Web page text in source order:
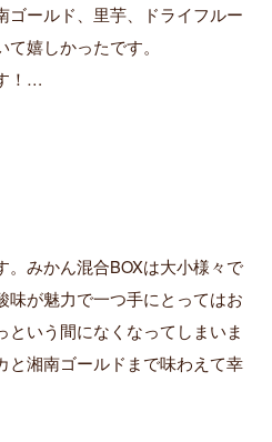
ゴールド、里芋、ドライフルー
嬉しかったです。
！…
。みかん混合BOXは大小様々で
味が魅力で一つ手にとってはお
いう間になくなってしまいま
と湘南ゴールドまで味わえて幸